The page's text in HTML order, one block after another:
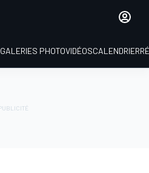
GALERIES PHOTOVIDÉOSCALENDRIER